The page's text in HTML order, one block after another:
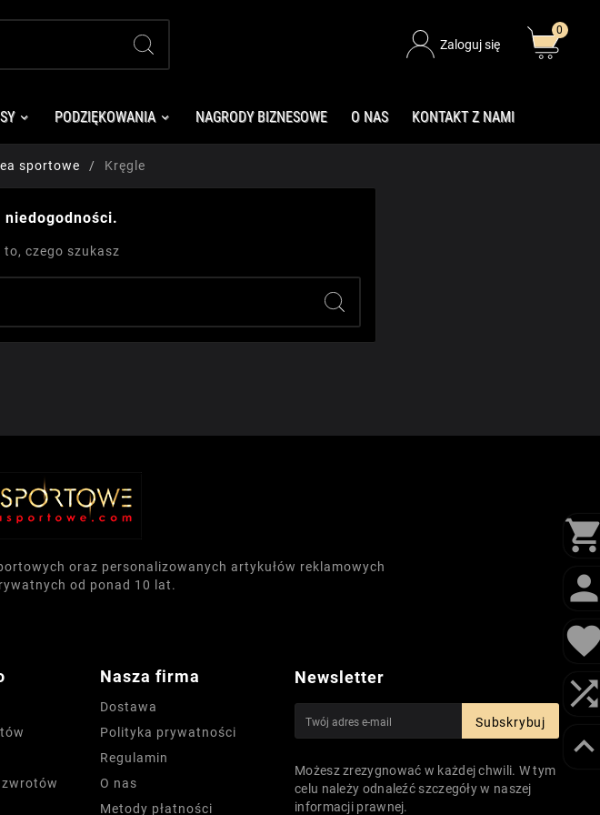
Zaloguj się
0
PODZIĘKOWANIA NAGRODY BIZNESOWE O NAS KONTAKT Z NAMI
sportowe Kręgle
niedogodności.
czego szukasz
oraz personalizowanych artykułów reklamowych
od ponad 10 lat.
Nasza firma
Dostawa
Polityka prywatności
Regulamin
O nas
Metody płatności
Newsletter
Subskrybuj
Możesz zrezygnować w każdej chwili. W tym
celu należy odnaleźć szczegóły w naszej
informacji prawnej.